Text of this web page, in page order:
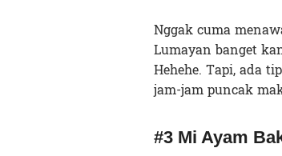
Nggak cuma
Lumayan banget
Hehehe. Tapi, ada
jam-jam puncak
#3 Mi Ayam